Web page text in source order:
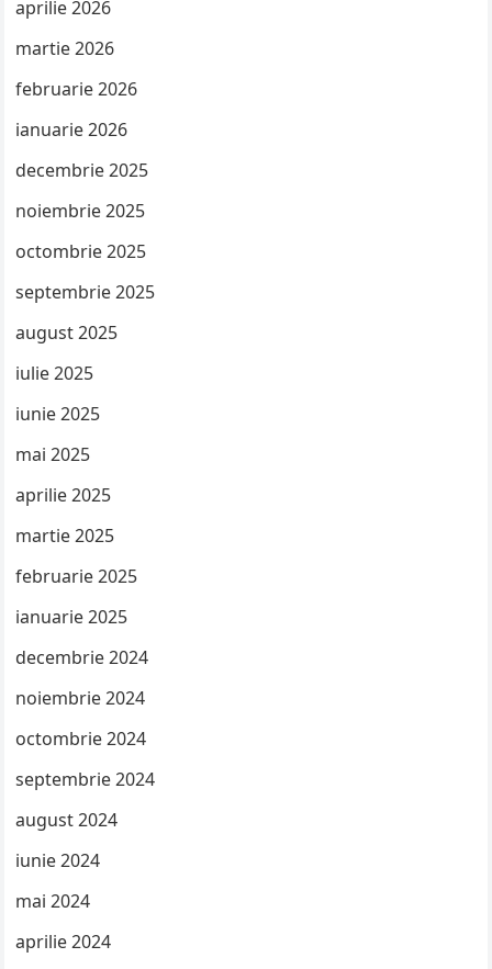
aprilie 2026
martie 2026
februarie 2026
ianuarie 2026
decembrie 2025
noiembrie 2025
octombrie 2025
septembrie 2025
august 2025
iulie 2025
iunie 2025
mai 2025
aprilie 2025
martie 2025
februarie 2025
ianuarie 2025
decembrie 2024
noiembrie 2024
octombrie 2024
septembrie 2024
august 2024
iunie 2024
mai 2024
aprilie 2024